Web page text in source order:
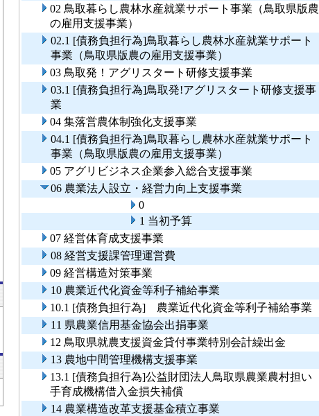
02 鳥取暮らし農林水産就業サポート事業（鳥取県版農
の雇用支援事業）
02.1 [債務負担行為]鳥取暮らし農林水産就業サポート
事業（鳥取県版農の雇用支援事業）
03 鳥取発！アグリスタート研修支援事業
03.1 [債務負担行為]鳥取発!アグリスタート研修支援事
業
04 集落営農体制強化支援事業
04.1 [債務負担行為]鳥取暮らし農林水産就業サポート
事業（鳥取県版農の雇用支援事業）
05 アグリビジネス企業参入総合支援事業
06 農業法人設立・経営力向上支援事業
0
1 当初予算
07 経営体育成支援事業
08 経営支援課管理運営費
09 経営構造対策事業
10 農業近代化資金等利子補給事業
10.1 [債務負担行為] 農業近代化資金等利子補給事業
11 県農業信用基金協会出捐事業
12 鳥取県就農支援資金貸付事業特別会計繰出金
13 農地中間管理機構支援事業
13.1 [債務負担行為]公益財団法人鳥取県農業農村担い
手育成機構借入金損失補償
14 農業構造改革支援基金積立事業